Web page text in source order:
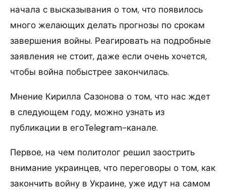
начала с высказывания о том, что появилось
много желающих делать прогнозы по срокам
завершения войны. Реагировать на подробные
заявления не стоит, даже если очень хочется,
чтобы война побыстрее закончилась.
Мнение Кирилла Сазонова о том, что нас ждет
в следующем году, можно узнать из
публикации в егоTelegram-канале.
Первое, на чем политолог решил заострить
внимание украинцев, что переговоры о том, как
закончить войну в Украине, уже идут на самом